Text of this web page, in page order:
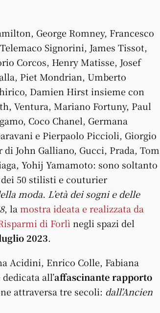
George Romney, Francesco
Signorini, James Tissot,
Corcos, Henry Matisse, Josef
Piet Mondrian, Umberto
Damien Hirst insieme con
Ventura, Mariano Fortuny, Paul
Coco Chanel, Germana
e Pierpaolo Piccioli, Giorgio
John Galliano, Gucci, Prada, Tom
Yohij Yamamoto: sono soltanto
50 stilisti e couturier
moda. L’età dei sogni e delle
, la mostra ideata e realizzata da
di Forlì negli spazi del
2023.
Acidini, Enrico Colle, Fabiana
all’affascinante rapporto
attraversa tre secoli: dall’Ancien